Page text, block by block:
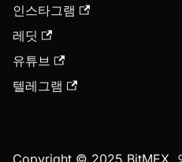
인스타그램
레딧
유튜브
텔레그램